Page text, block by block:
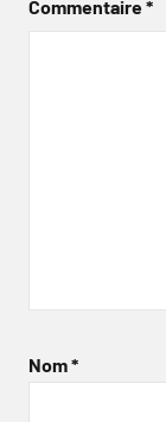
Commentaire*
Nom*